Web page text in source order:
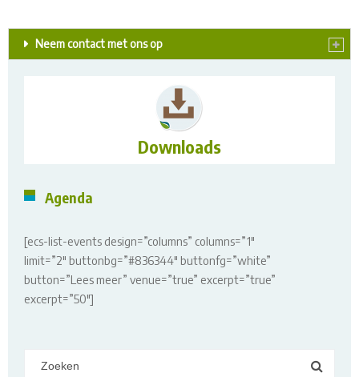
Neem contact met ons op
Downloads
Agenda
[ecs-list-events design=”columns” columns=”1″
limit=”2″ buttonbg=”#836344″ buttonfg=”white”
button=”Lees meer” venue=”true” excerpt=”true”
excerpt=”50″]